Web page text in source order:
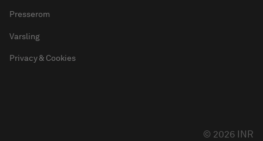
Presserom
Varsling
Privacy & Cookies
© 2026 INR